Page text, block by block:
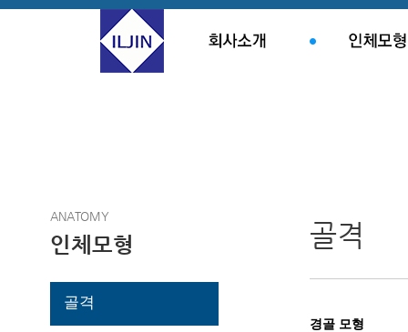
ANATOMY
인체모형
골격
골격
경골 모형